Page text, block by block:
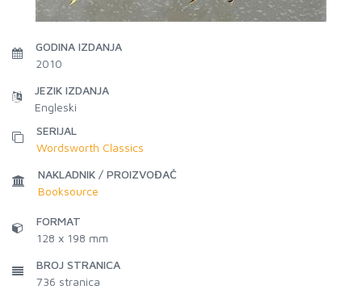
GODINA IZDANJA
2010
JEZIK IZDANJA
Engleski
SERIJAL
Wordsworth Classics
NAKLADNIK / PROIZVOĐAČ
Booksource
FORMAT
128 x 198 mm
BROJ STRANICA
736 stranica